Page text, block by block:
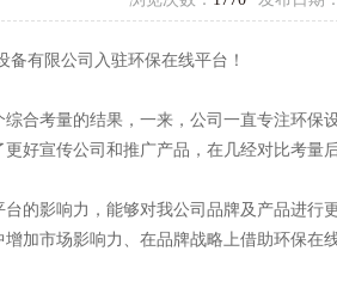
备有限公司入驻环保在线平台！
合考量的结果，一来，公司一直专注环
好宣传公司和推广产品，在几经对比考量
的影响力，能够对我公司品牌及产品进行
加市场影响力、在品牌战略上借助环保在